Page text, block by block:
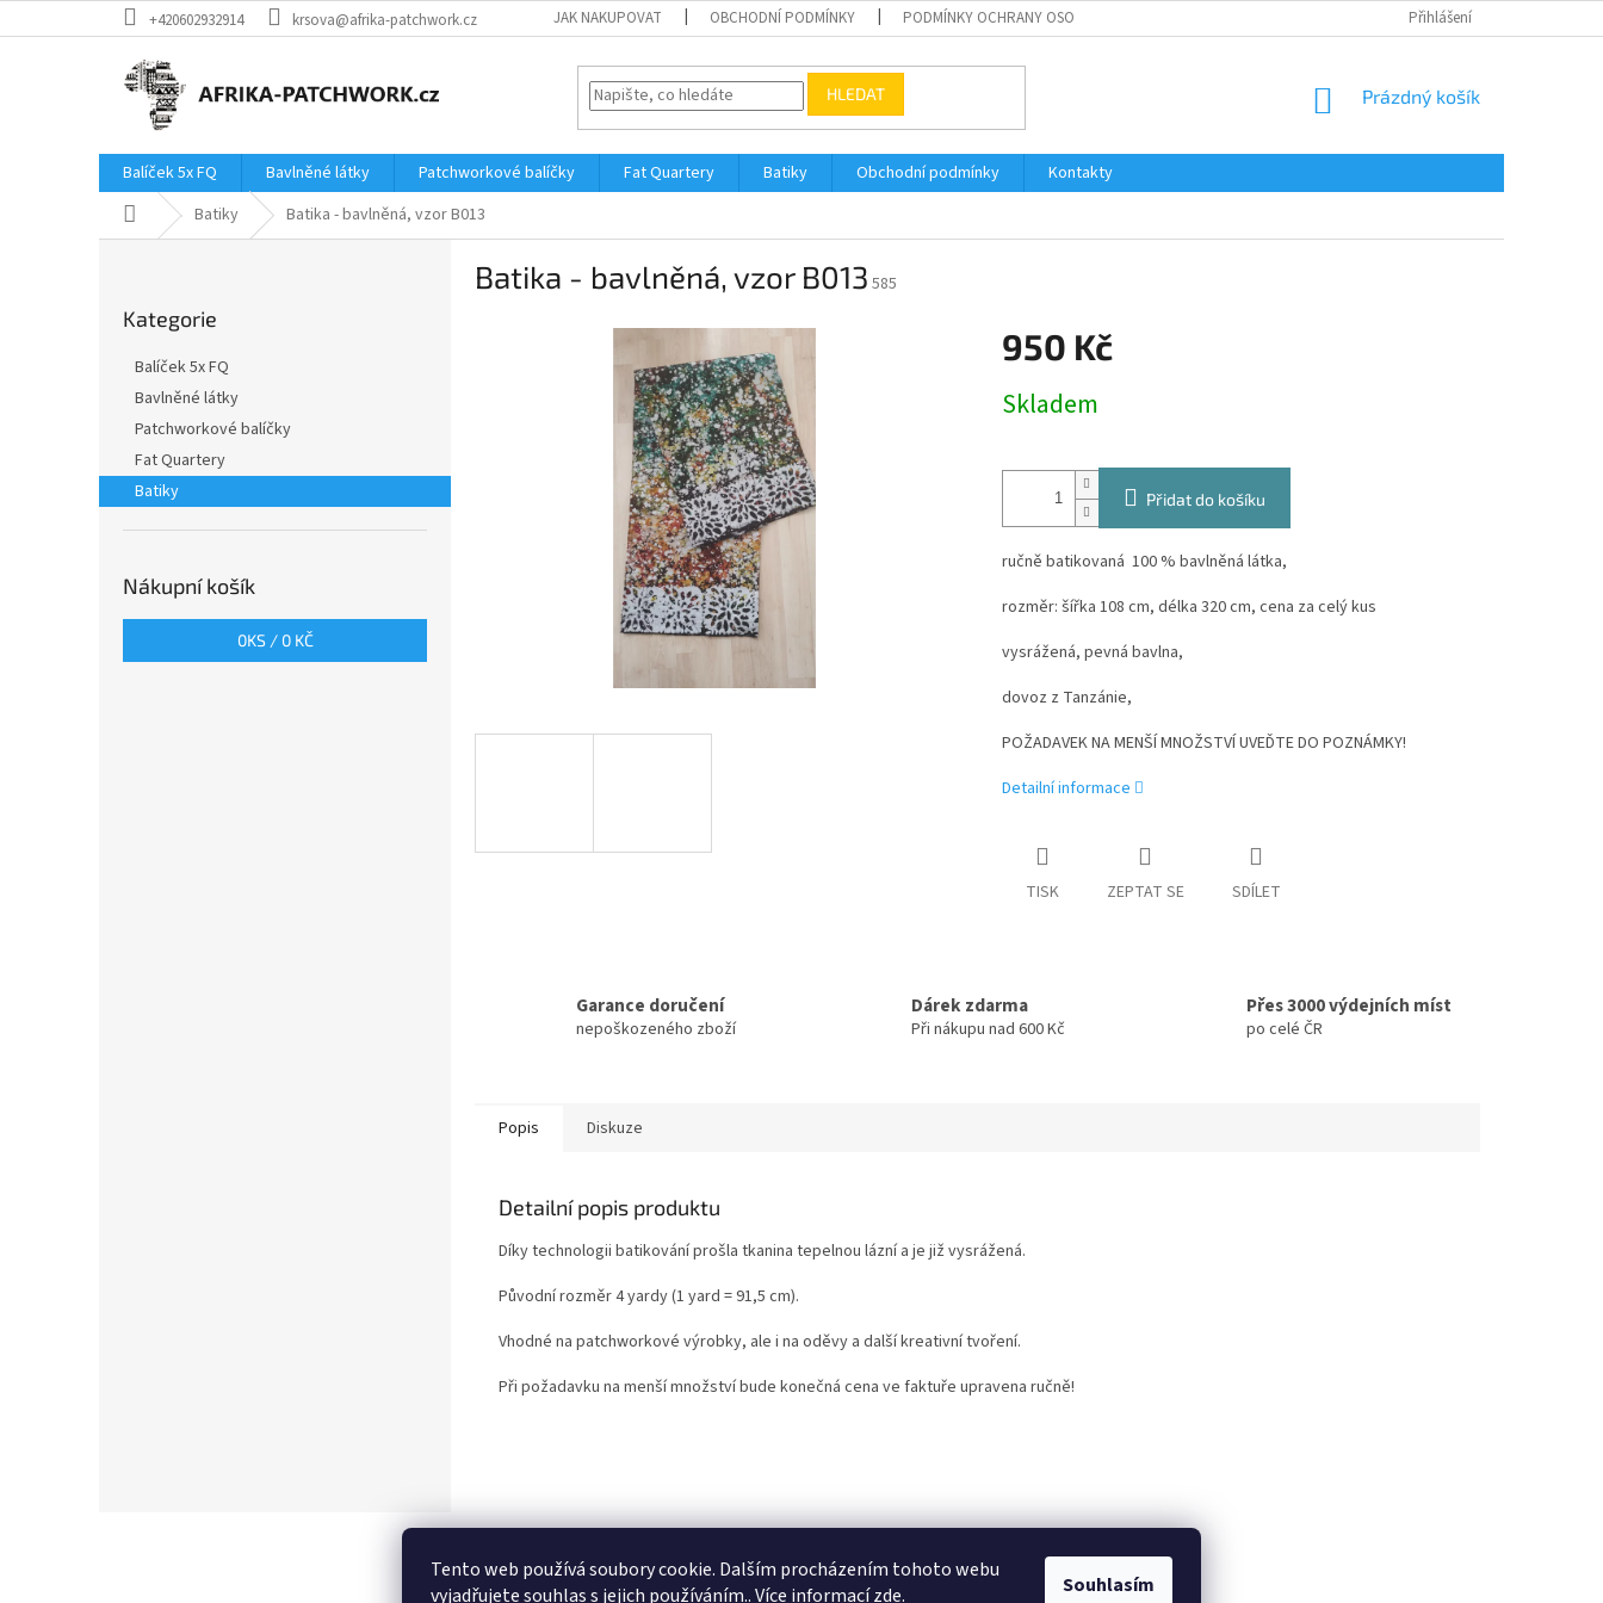
Tento web používá soubory cookie. Dalším procházením tohoto webu
vyjadřujete souhlas s jejich používáním.. Více informacízde. Souhlasím
na
+420602932914 krsova@afrika-patchwork.cz JAK NAKUPOVAT OBCHODNÍ PODMÍNKY PODMÍNKY OCHRANY OSOBNÍCH ÚDAJŮ Přihlášení
HLEDAT
NÁKUPNÍ
Prázdný košík
Balíček 5x FQ Bavlněné látky Patchworkové balíčky Fat Quartery Batiky Obchodní podmínky
Kontakty
Domů Batiky Batika - bavlněná, vzor B013
a
kategorie
Kategorie
Balíček 5x FQ
Bavlněné látky
Patchworkové balíčky
Fat Quartery
Batiky
Nákupní košík
0KS / 0 KČ
Batika - bavlněná, vzor B013 585
950 Kč
cena:
Skladem
Přidat do košíku
ručně batikovaná 100 % bavlněná látka,
rozměr: šířka 108 cm, délka 320 cm, cena za celý kus
vysrážená, pevná bavlna,
dovoz z Tanzánie,
POŽADAVEK NA MENŠÍ MNOŽSTVÍ UVEĎTE DO POZNÁMKY!
Detailní informace
TISK ZEPTAT SE SDÍLET
Garance doručení
nepoškozeného zboží
Dárek zdarma
Při nákupu nad 600 Kč
Přes 3000 výdejních míst
po celé ČR
Popis Diskuze
Detailní popis produktu
Díky technologii batikování prošla tkanina tepelnou lázní a je již vysrážená.
Původní rozměr 4 yardy (1 yard = 91,5 cm).
Vhodné na patchworkové výrobky, ale i na oděvy a další kreativní tvoření.
Při požadavku na menší množství bude konečná cena ve faktuře upravena ručně!